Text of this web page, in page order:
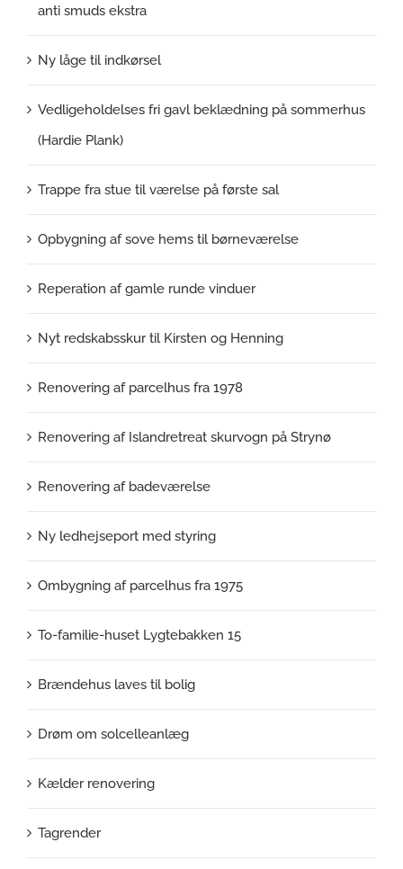
anti smuds ekstra
Ny låge til indkørsel
Vedligeholdelses fri gavl beklædning på sommerhus
(Hardie Plank)
Trappe fra stue til værelse på første sal
Opbygning af sove hems til børneværelse
Reperation af gamle runde vinduer
Nyt redskabsskur til Kirsten og Henning
Renovering af parcelhus fra 1978
Renovering af Islandretreat skurvogn på Strynø
Renovering af badeværelse
Ny ledhejseport med styring
Ombygning af parcelhus fra 1975
To-familie-huset Lygtebakken 15
Brændehus laves til bolig
Drøm om solcelleanlæg
Kælder renovering
Tagrender